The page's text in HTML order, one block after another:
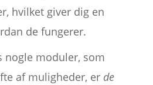
hvilket giver dig en
de fungerer.
nogle moduler, som
af muligheder, er de